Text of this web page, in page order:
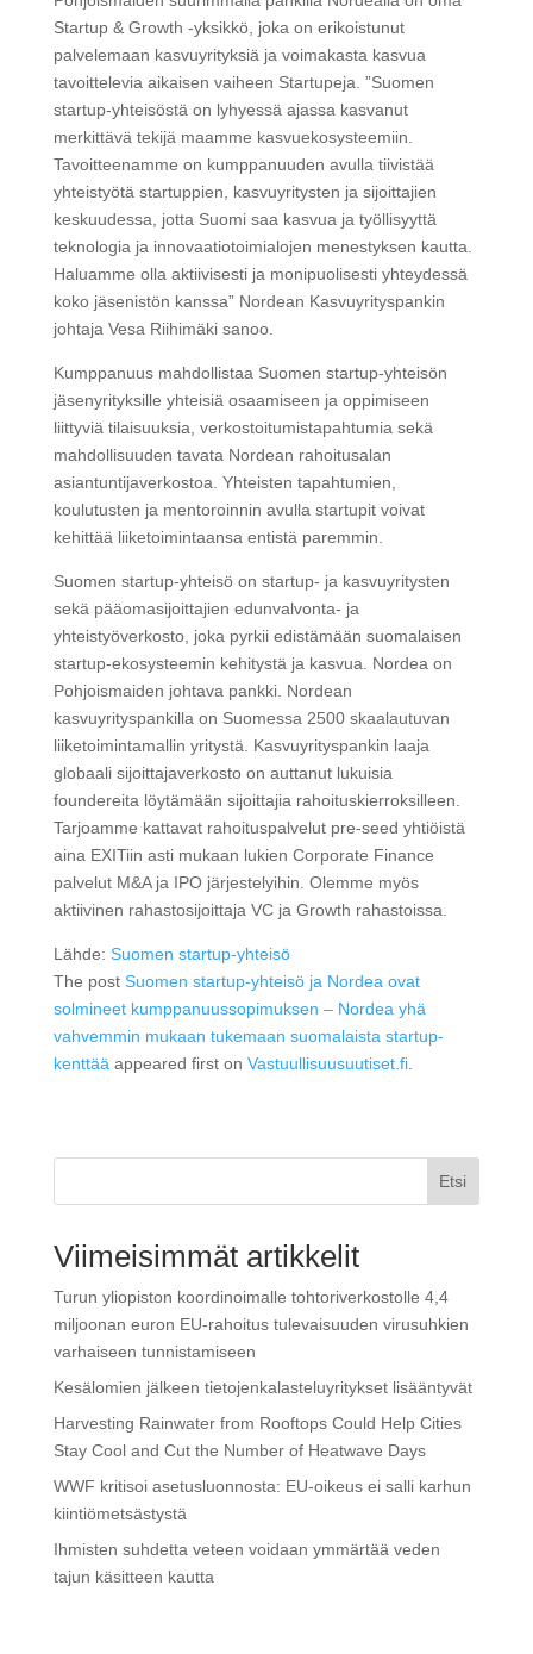
Startup & Growth -yksikkö, joka on erikoistunut
palvelemaan kasvuyrityksiä ja voimakasta kasvua
tavoittelevia aikaisen vaiheen Startupeja. ”Suomen
startup-yhteisöstä on lyhyessä ajassa kasvanut
merkittävä tekijä maamme kasvuekosysteemiin.
Tavoitteenamme on kumppanuuden avulla tiivistää
yhteistyötä startuppien, kasvuyritysten ja sijoittajien
keskuudessa, jotta Suomi saa kasvua ja työllisyyttä
teknologia ja innovaatiotoimialojen menestyksen kautta.
Haluamme olla aktiivisesti ja monipuolisesti yhteydessä
koko jäsenistön kanssa” Nordean Kasvuyrityspankin
johtaja Vesa Riihimäki sanoo.
Kumppanuus mahdollistaa Suomen startup-yhteisön
jäsenyrityksille yhteisiä osaamiseen ja oppimiseen
liittyviä tilaisuuksia, verkostoitumistapahtumia sekä
mahdollisuuden tavata Nordean rahoitusalan
asiantuntijaverkostoa. Yhteisten tapahtumien,
koulutusten ja mentoroinnin avulla startupit voivat
kehittää liiketoimintaansa entistä paremmin.
Suomen startup-yhteisö on startup- ja kasvuyritysten
sekä pääomasijoittajien edunvalvonta- ja
yhteistyöverkosto, joka pyrkii edistämään suomalaisen
startup-ekosysteemin kehitystä ja kasvua. Nordea on
Pohjoismaiden johtava pankki. Nordean
kasvuyrityspankilla on Suomessa 2500 skaalautuvan
liiketoimintamallin yritystä. Kasvuyrityspankin laaja
globaali sijoittajaverkosto on auttanut lukuisia
foundereita löytämään sijoittajia rahoituskierroksilleen.
Tarjoamme kattavat rahoituspalvelut pre-seed yhtiöistä
aina EXITiin asti mukaan lukien Corporate Finance
palvelut M&A ja IPO järjestelyihin. Olemme myös
aktiivinen rahastosijoittaja VC ja Growth rahastoissa.
Lähde: Suomen startup-yhteisö
The post Suomen startup-yhteisö ja Nordea ovat
solmineet kumppanuussopimuksen – Nordea yhä
vahvemmin mukaan tukemaan suomalaista startup-
kenttääappeared first on Vastuullisuusuutiset.fi.
Etsi
Viimeisimmät artikkelit
Turun yliopiston koordinoimalle tohtoriverkostolle 4,4
miljoonan euron EU-rahoitus tulevaisuuden virusuhkien
varhaiseen tunnistamiseen
Kesälomien jälkeen tietojenkalasteluyritykset lisääntyvät
Harvesting Rainwater from Rooftops Could Help Cities
Stay Cool and Cut the Number of Heatwave Days
WWF kritisoi ase­tus­luon­nos­ta: EU-oikeus ei salli karhun
kiin­tiö­met­säs­tys­tä
Ihmisten suhdetta veteen voidaan ymmärtää veden
tajun käsitteen kautta